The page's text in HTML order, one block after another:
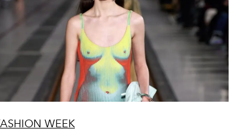
WEEK